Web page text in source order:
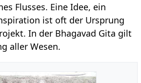
Flusses. Eine Idee, ein
ist oft der Ursprung
In der Bhagavad Gita gilt
aller Wesen.